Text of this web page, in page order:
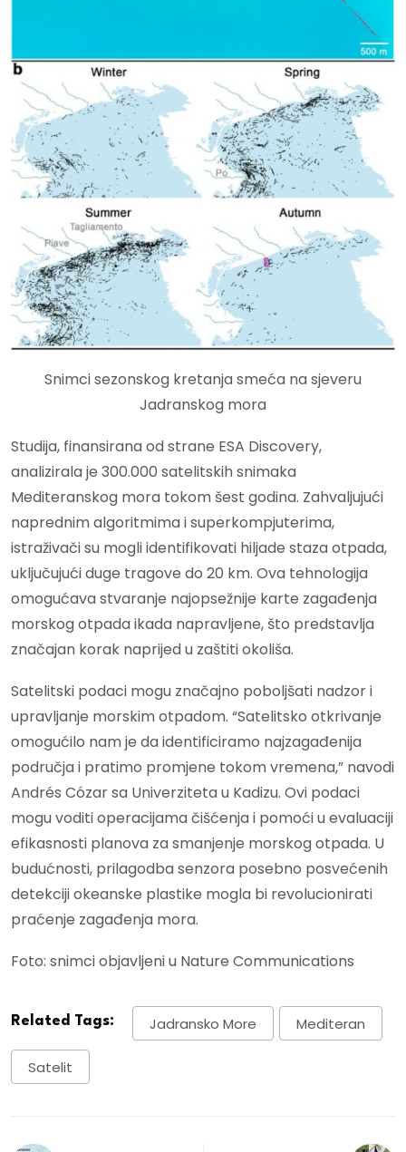
Snimci sezonskog kretanja smeća na sjeveru
Jadranskog mora
Studija, finansirana od strane ESA Discovery,
analizirala je 300.000 satelitskih snimaka
Mediteranskog mora tokom šest godina. Zahvaljujući
naprednim algoritmima i superkompjuterima,
istraživači su mogli identifikovati hiljade staza otpada,
uključujući duge tragove do 20 km. Ova tehnologija
omogućava stvaranje najopsežnije karte zagađenja
morskog otpada ikada napravljene, što predstavlja
značajan korak naprijed u zaštiti okoliša.
Satelitski podaci mogu značajno poboljšati nadzor i
upravljanje morskim otpadom. “Satelitsko otkrivanje
omogućilo nam je da identificiramo najzagađenija
područja i pratimo promjene tokom vremena,” navodi
Andrés Cózar sa Univerziteta u Kadizu. Ovi podaci
mogu voditi operacijama čišćenja i pomoći u evaluaciji
efikasnosti planova za smanjenje morskog otpada. U
budućnosti, prilagodba senzora posebno posvećenih
detekciji okeanske plastike mogla bi revolucionirati
praćenje zagađenja mora.
Foto: snimci objavljeni u Nature Communications
Related Tags: Jadransko More Mediteran
Satelit